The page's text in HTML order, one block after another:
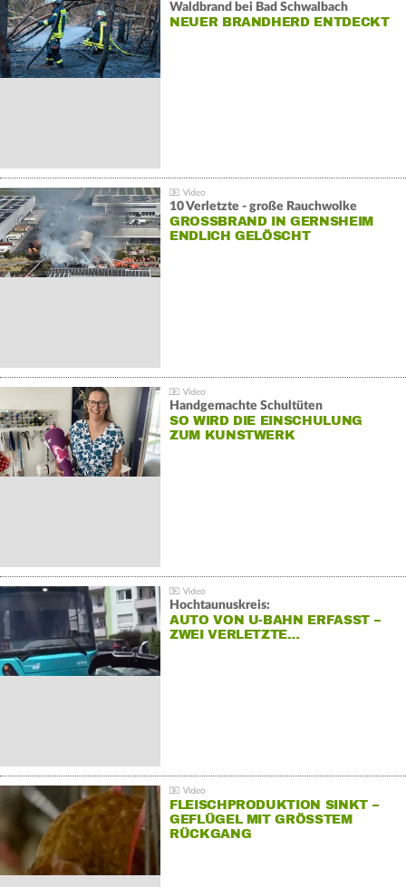
Waldbrand bei Bad Schwalbach
NEUER BRANDHERD ENTDECKT
10 Verletzte - große Rauchwolke
GROSSBRAND IN GERNSHEIM E
NDLICH GELÖSCHT
Handgemachte Schultüten
SO WIRD DIE EINSCHULUNG
ZUM KUNSTWERK
Hochtaunuskreis:
AUTO VON U-BAHN ERFASST –
ZWEI VERLETZTE…
FLEISCHPRODUKTION SINKT –
GEFLÜGEL MIT GRÖSSTEM R
ÜCKGANG